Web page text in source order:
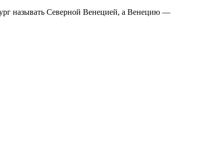
называть Северной Венецией, а Венецию —